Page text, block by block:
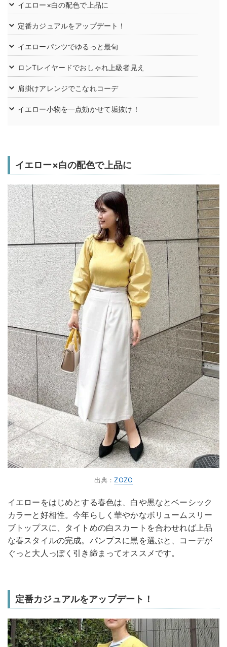
イエロー×白の配色で上品に
定番カジュアルをアップデート！
イエローパンツでゆるっと最旬
ロンTレイヤードでおしゃれ上級者見え
肩掛けアレンジでこなれコーデ
イエロー小物を一点効かせて垢抜け！
イエロー×白の配色で上品に
出典：ZOZO
イエローをはじめとする春色は、白や黒なとベーシック
カラーと好相性。今年らしく華やかなボリュームスリー
ブトップスに、タイトめの白スカートを合わせれば上品
な春スタイルの完成。パンプスに黒を選ぶと、コーデが
ぐっと大人っぽく引き締まってオススメです。
定番カジュアルをアップデート！